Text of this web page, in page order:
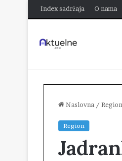
Index sadržaja O nama
Naslovna / Region
Region